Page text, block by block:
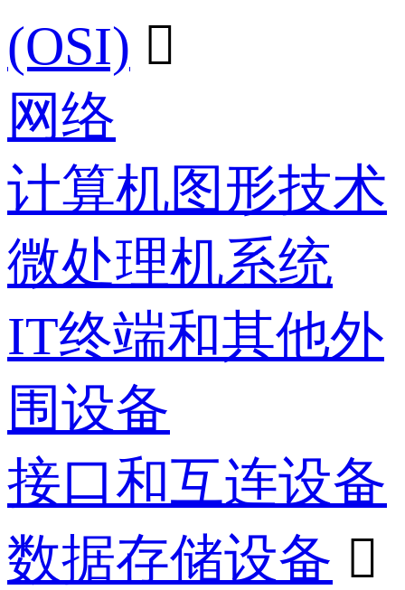
(OSI) 
网络
计算机图形技术
微处理机系统
IT终端和其他外
围设备
接口和互连设备
数据存储设备 